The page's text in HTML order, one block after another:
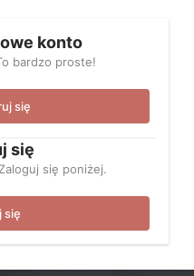
konto
bardzo proste!
się
się
się poniżej.
się